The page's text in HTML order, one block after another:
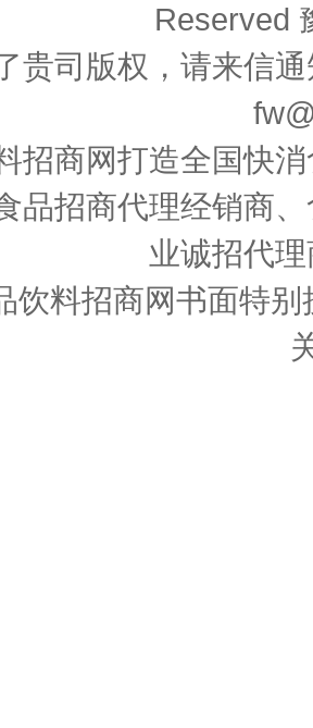
Reserved
贵司版权，请来信
招商网打造全国快
品招商代理经销商
业诚招代
饮料招商网书面特